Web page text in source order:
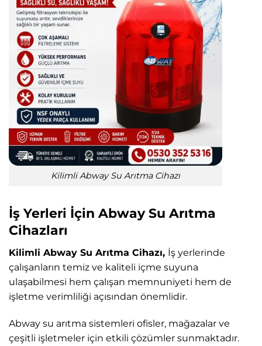
Kilimli Abway Su Arıtma Cihazı
İş Yerleri İçin Abway Su Arıtma
Cihazları
Kilimli Abway Su Arıtma Cihazı, İş yerlerinde
çalışanların temiz ve kaliteli içme suyuna
ulaşabilmesi hem çalışan memnuniyeti hem de
işletme verimliliği açısından önemlidir.
Abway su arıtma sistemleri ofisler, mağazalar ve
çeşitli işletmeler için etkili çözümler sunmaktadır.